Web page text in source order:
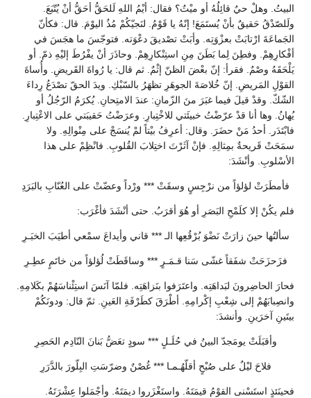
البيتُ. وهلْ حيٌ قائِلُهُ أو ميْتٌ؟ فقال: أيْمُ اللهِ لَلحَقُّ أحَقُّ أنْ يُتّبَعَ.
ولَلصّدْقُ حَقيقٌ بأنْ يُستَمَعَ! إنّهُ يا قَوْمُ. لنَجيّكُمْ مُذُ اليوْمَ. قال: فكأنّ
الجَماعَةَ ارْتابَتْ بعزْوَتِه. وأبَتْ تصْديقَ دعْوَته. فتوجّسَ ما هجَسَ في
أفْكارِهِمْ. وفطِنَ لِما بَطَنَ مِنِ استِنْكارِهِمْ. وحاذَرَ أنْ يفْرُطَ إليْهِ ذمّ. أو
يَلْحَقَهُ وصْمٌ. فقرأ: إنّ بعْضَ الظنّ إثْمٌ. ثم قال: يا رُواةَ القَريضِ. وأُساةَ
القوْلِ المَريضِ. إنّ خُلاصَةَ الجوهَرِ تظهَرُ بالسّبْكِ. ويدَ الحقّ تصْدَعُ رِداءَ
الشّكّ. وقدْ قيلَ فيما غبَرَ منَ الزّمانِ: عندَ الامتِحانِ. يُكرَمُ الرّجُلُ أو
يُهانُ. وها أنا قدْ عرّضْتُ خبيئَتي للاخْتِبارِ. وعرَضْتُ حَقيبَتي على الاعْتِبارِ.
فابْتَدَر. أحدُ مَنْ حضَرَ. وقال: أعرِفُ بيْتاً لمْ يُنسَجْ على مِنْوالِهِ. ولا
سمَحَتْ قَريحةٌ بمِثالِهِ. فإنْ آثَرْتَ اختِلابَ القُلوبِ. فانْظِمْ على هذا
الأسْلوبِ. وأنْشَدَ:
فأمطَرَتْ لؤلؤاً من نرْجِسٍ وسقَتْ *** ورْداً وعضّتْ على العُنّابِ بالبَرَدِ
فلم يكُنْ إلا كلَمْحِ البَصَرِ أو هُوَ أقرَبُ. حتى أنْشَدَ فأغْرَب:
سألتُها حينَ زارَتْ نَضْوَ بُرْقُعِها الـ *** قاني وأيداعَ سمْعي أطيَبَ الخبَـرِ
فزَحزَحَتْ شفَقاً غشّى سَنا قـمَـرٍ *** وساقَطَتْ لُؤلؤاً من خاتَمٍ عطِـرِ
فحارَ الحاضِرونَ لبَداهَتِه. واعتَرَفوا بنَزاهَتِه. فلمّا آنَسَ استِئْناسَهُمْ بكَلامِهِ.
وانصِبابَهُمْ إلى شِعْبِ إكْرامِهِ. أطْرَقَ كطَرْفَةِ العَينِ. ثمّ قال: ودونَكُمْ
بيتَينِ آخرَينِ. وأنشدَ:
وأقبَلَتْ يومَجدّ البينُ في حُلَـلٍ *** سودٍ تعَضُّ بَنانَ النّادِم الحَصِرِ
فلاحَ ليْلٌ على صُبْحٍ أقلّهُـمـا *** غُصْنٌ وضرّسَتِ البِلّورَ بالدَّرَرِ
فحينَئذٍ استَسْنى القوْمُ قيمَتَهُ. واستَغْزَروا ديمَتَهُ. وأجْمَلوا عِشْرَتَهُ.